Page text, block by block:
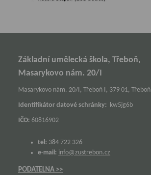
Základní umělecká škola, Třeboň,
Masarykovo nám. 20/I
Masarykovo nám. 20/I, Třeboň I, 379 01, Třeboň
Identifikátor datové schránky: kw5jg6b
IČO: 60816902
tel: 384 722 326
e-mail: info@zustrebon.cz
PODATELNA >>